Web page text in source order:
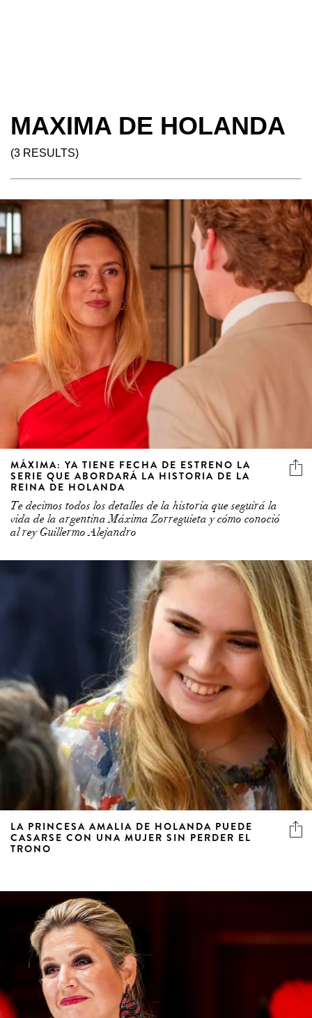
MAXIMA DE HOLANDA
(3 RESULTS)
MÁXIMA: YA TIENE FECHA DE ESTRENO LA
SERIE QUE ABORDARÁ LA HISTORIA DE LA
REINA DE HOLANDA
Te decimos todos los detalles de la historia que seguirá la
vida de la argentina Máxima Zorreguieta y cómo conoció
al rey Guillermo Alejandro
LA PRINCESA AMALIA DE HOLANDA PUEDE
CASARSE CON UNA MUJER SIN PERDER EL
TRONO